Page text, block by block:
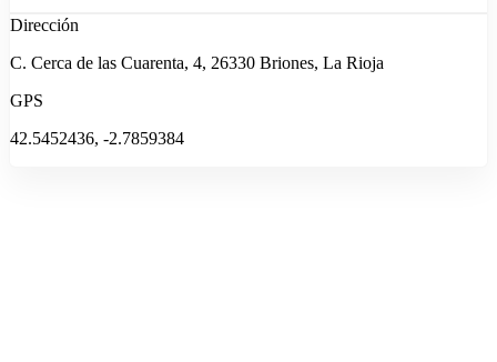
Dirección
C. Cerca de las Cuarenta, 4, 26330 Briones, La Rioja
GPS
42.5452436, -2.7859384